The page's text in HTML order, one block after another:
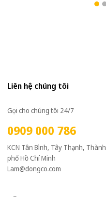
Liên hệ chúng tôi
Gọi cho chúng tôi 24/7
0909 000 786
KCN Tân Bình, Tây Thạnh, Thành
phố Hồ Chí Minh
Lam@dongco.com